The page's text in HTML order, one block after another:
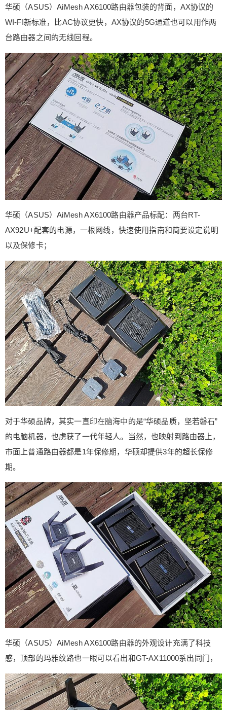
华硕（ASUS）AiMesh AX6100路由器包装的背面，AX协议的
WI-FI新标准，比AC协议更快，AX协议的5G通道也可以用作两
台路由器之间的无线回程。
华硕（ASUS）AiMesh AX6100路由器产品标配：两台RT-
AX92U+配套的电源，一根网线，快速使用指南和简要设定说明
以及保修卡；
对于华硕品牌，其实一直印在脑海中的是“华硕品质，坚若磐石”
的电脑机器，也虏获了一代年轻人。当然，也映射到路由器上，
市面上普通路由器都是1年保修期，华硕却提供3年的超长保修
期。
华硕（ASUS）AiMesh AX6100路由器的外观设计充满了科技
感，顶部的玛雅纹路也一眼可以看出和GT-AX11000系出同门，
AX6100路由器底部散热开孔覆盖面积巨大，透过散
热孔能够看到巨大的金属散热片，散热效果非常
好。 华硕（ASUS）AiMesh AX6100路由器支持挂
对。 关于连接，华硕路由器也拥有自己专门的AP
P，设置过程也非常简单和便于操作，通过路由器的
指引进行相应的设置即可； 两台路由器正常通电并
开机，可挑选一台连接WI-FI信号的路由器将作为主
路由。连接WI-FI后打开APP就能进入路由器的初始
化设置页面，根据你的实际需求设置； 初始设置中
2.4GHz和5GHz默认是同名的，用户可以根据实际
使用情况选聚合或单设定，主要是考虑到用户的实
际使用需求。 默认设置完成之后路由器会重启，重
启完毕就可以按照APP提示直接安装第二台。华硕
（ASUS）AiMesh AX6100路由器的分机搜索和设
置过程非常快，操作非常容易。 位置设定之后APP
会自动开始华硕（ASUS）AiMesh AX6100路由器
的节点配对，主路由将设置信息同步应用到节点路
由，路由器显示需要等待4分钟； 初始化设置到此
结束，然而华硕（ASUS）AiMesh AX6100路由器
的一项重要功能是远程控制，通过华硕路由器APP
支持远程控制，而且操作也非常方便。 远程控制主
界面信息丰富，可查看已连接的节点路由，流量
等，需要用户去实际体验。 功能界面，可以搜索新
的节点，分享WI-FI，安全通知等，家庭选项内是进
行更细致的限制设备访问之处，对家庭成员分配和
定时。 常用设置都可以直接用手机APP完成设置，
这点可以说极大的方便了用户的控制和操作。 主界
面可以看到CPU和内存的使用率，如果有什么问题
或者调整的需要可以点击进入二级界面进行设置修
改或者查看运行情况。 其实，华硕（ASUS）AiMe
sh AX6100路由器的实际功能非常强大，此次只是
从开箱和设置方面进行评测，华硕（ASUS）AiMes
也非常不错，后期再分享。 （来源： 唯一玩数码
） 0 收藏